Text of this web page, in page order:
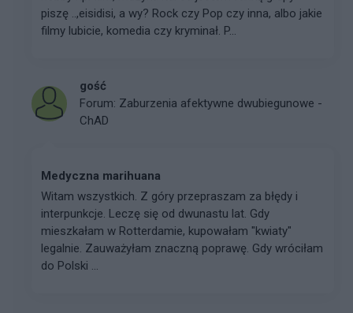
piszę ..,eisidisi, a wy? Rock czy Pop czy inna, albo jakie
filmy lubicie, komedia czy kryminał. P...
gość
Forum: Zaburzenia afektywne dwubiegunowe -
ChAD
Medyczna marihuana
Witam wszystkich. Z góry przepraszam za błędy i
interpunkcje. Leczę się od dwunastu lat. Gdy
mieszkałam w Rotterdamie, kupowałam "kwiaty"
legalnie. Zauważyłam znaczną poprawę. Gdy wróciłam
do Polski ...